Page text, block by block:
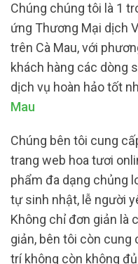
Chúng chúng tôi là 1
ứng Thương Mại dịch
trên Cà Mau, với
khách hàng các dòng
dịch vụ hoàn hảo tốt
Mau
Chúng bên tôi cung
trang web hoa tươi
phẩm đa dạng chủng
tự sinh nhật, lễ người
Không chỉ đơn giản là
giản, bên tôi còn cung
trí không còn không